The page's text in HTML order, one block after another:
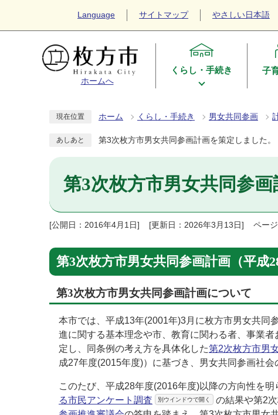
Language サイトマップ やさしい日本語
ホームへ
くらし・手続き 子
現在位置 ホーム くらし・手続き 男女共同参画
あしあと 第3次枚方市男女共同参画計画を策定しました。
第3次枚方市男女共同参画
[公開日：2016年4月1日] [更新日：2026年3月13日] ペー
第3次枚方市男女共同参画計画（平成
第3次枚方市男女共同参画計画について
本市では、平成13年(2001年)3月に枚方市男女共同
進に関する基本理念や市、教育に関わる者、事業
定し、同条例の考え方を具体化した第2次枚方市男
成27年度(2015年度)）に基づき、男女共同参画社
このたび、平成28年度(2016年度)以降の方向性を
る市民アンケート調査
別ウインドウで開く の結果や第2